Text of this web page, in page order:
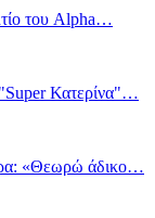
του Alpha…
Κατερίνα"…
«Θεωρώ άδικο…